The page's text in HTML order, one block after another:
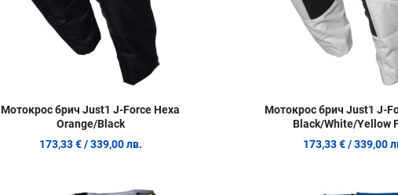
Мотокрос брич Just1 J-Force Hexa
Orange/Black
173,33 € / 339,00 лв.
Мотокрос брич Just1 J-
Black/White/Yellow
173,33 € / 339,00